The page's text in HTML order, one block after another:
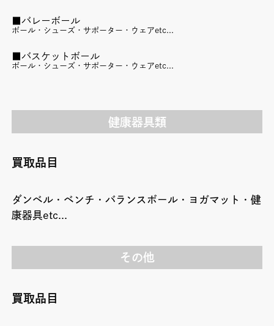
■バレーボール
ボール・シューズ・サポーター・ウェアetc...
■バスケットボール
ボール・シューズ・サポーター・ウェアetc...
健康器具類
買取品目
ダンベル・ベンチ・バランスボール・ヨガマット・健
康器具etc...
その他
買取品目